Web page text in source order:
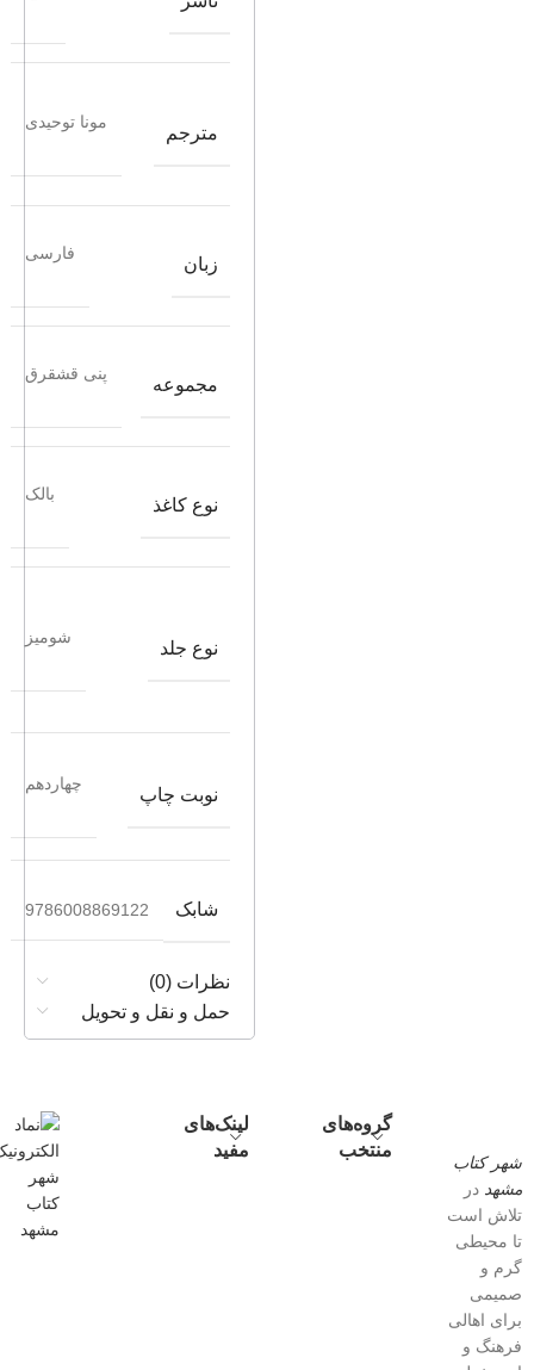
مترجم
مونا توحیدی
زبان
فارسی
مجموعه
پنی قشقرق
نوع کاغذ
بالک
نوع جلد
شومیز
نوبت چاپ
چهاردهم
شابک 9786008869122
نظرات (0)
حمل و نقل و تحویل
شهر کتاب
مشهد در
تلاش است
تا محیطی
گرم و
صمیمی
برای اهالی
فرهنگ و
گروه‌های
منتخب
لینک‌های
مفید